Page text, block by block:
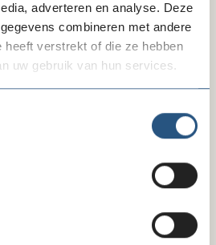
adverteren en analyse. Deze
combineren met andere
heeft verstrekt of die ze hebben
uw gebruik van hun services.